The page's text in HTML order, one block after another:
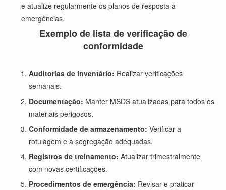
e atualize regularmente os planos de resposta a
emergências.
Exemplo de lista de verificação de
conformidade
Auditorias de inventário: Realizar verificações
semanais.
Documentação: Manter MSDS atualizadas para todos os
materiais perigosos.
Conformidade de armazenamento: Verificar a
rotulagem e a segregação adequadas.
Registros de treinamento: Atualizar trimestralmente
com novas certificações.
Procedimentos de emergência: Revisar e praticar